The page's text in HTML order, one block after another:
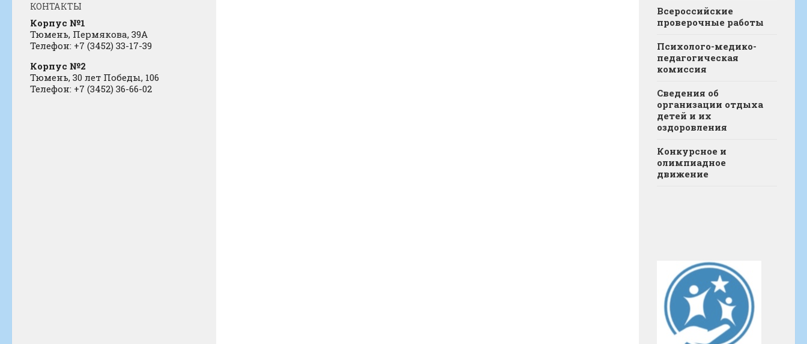
КОНТАКТЫ
Корпус №1
Тюмень, Пермякова, 39А
Телефон: +7 (3452) 33-17-39
Корпус №2
Тюмень, 30 лет Победы, 106
Телефон: +7 (3452) 36-66-02
Всероссийские
проверочные работы
Психолого-медико-
педагогическая
комиссия
Сведения об
организации отдыха
детей и их
оздоровления
Конкурсное и
олимпиадное
движение